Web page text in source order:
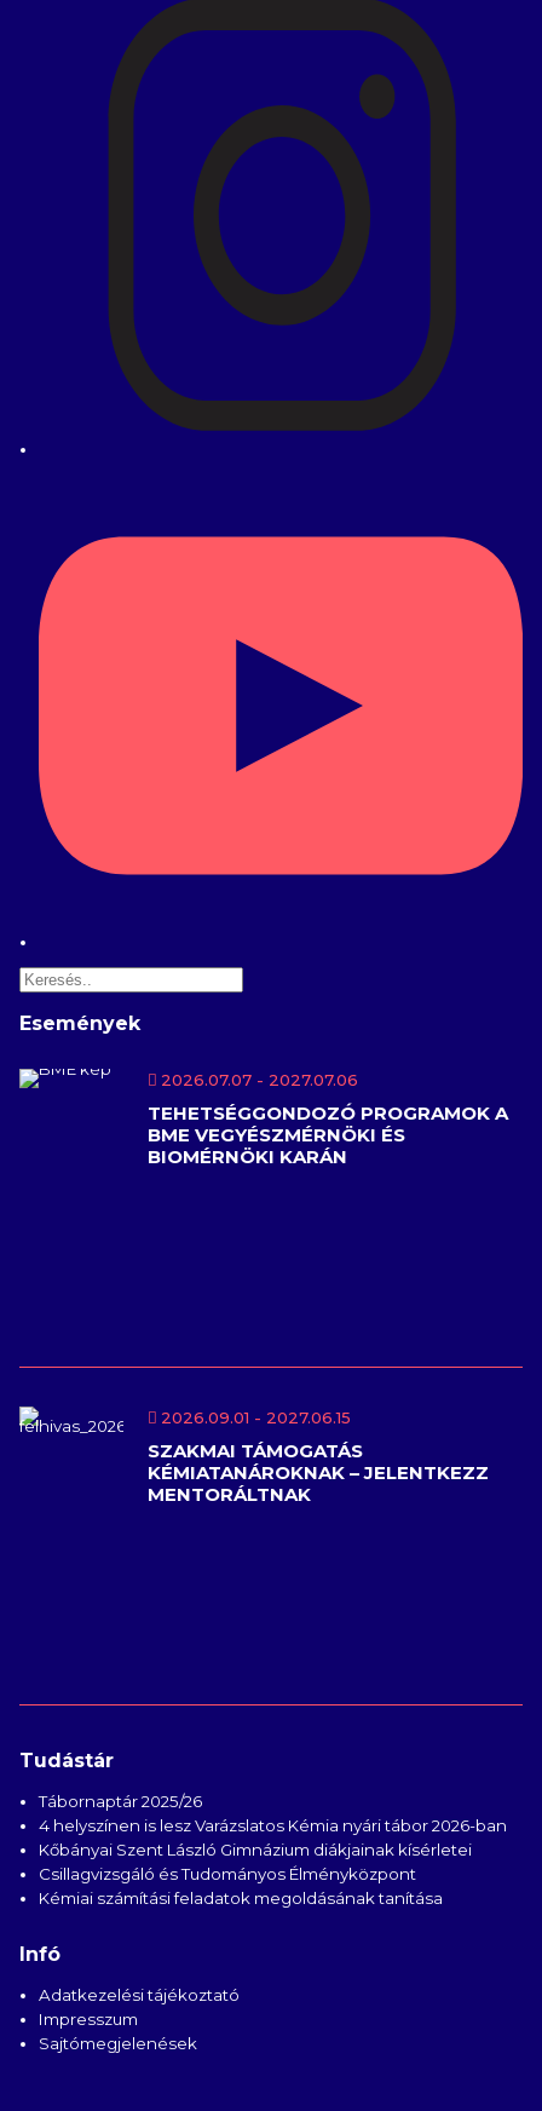
Keresés
Események
2026.07.07 - 2027.07.06
TEHETSÉGGONDOZÓ PROGRAMOK A
BME VEGYÉSZMÉRNÖKI ÉS
BIOMÉRNÖKI KARÁN
2026.09.01 - 2027.06.15
SZAKMAI TÁMOGATÁS
KÉMIATANÁROKNAK – JELENTKEZZ
MENTORÁLTNAK
Tudástár
Tábornaptár 2025/26
4 helyszínen is lesz Varázslatos Kémia nyári tábor 2026-ban
Kőbányai Szent László Gimnázium diákjainak kísérletei
Csillagvizsgáló és Tudományos Élményközpont
Kémiai számítási feladatok megoldásának tanítása
Infó
Adatkezelési tájékoztató
Impresszum
Sajtómegjelenések